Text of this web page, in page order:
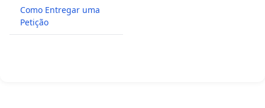
Como Entregar uma
Petição